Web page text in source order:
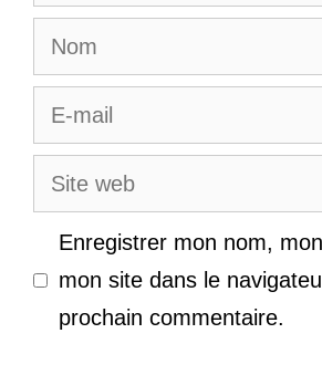
Nom
E-
mail
Site
web
Enregistrer mon nom,
mon site dans le
prochain commentaire.